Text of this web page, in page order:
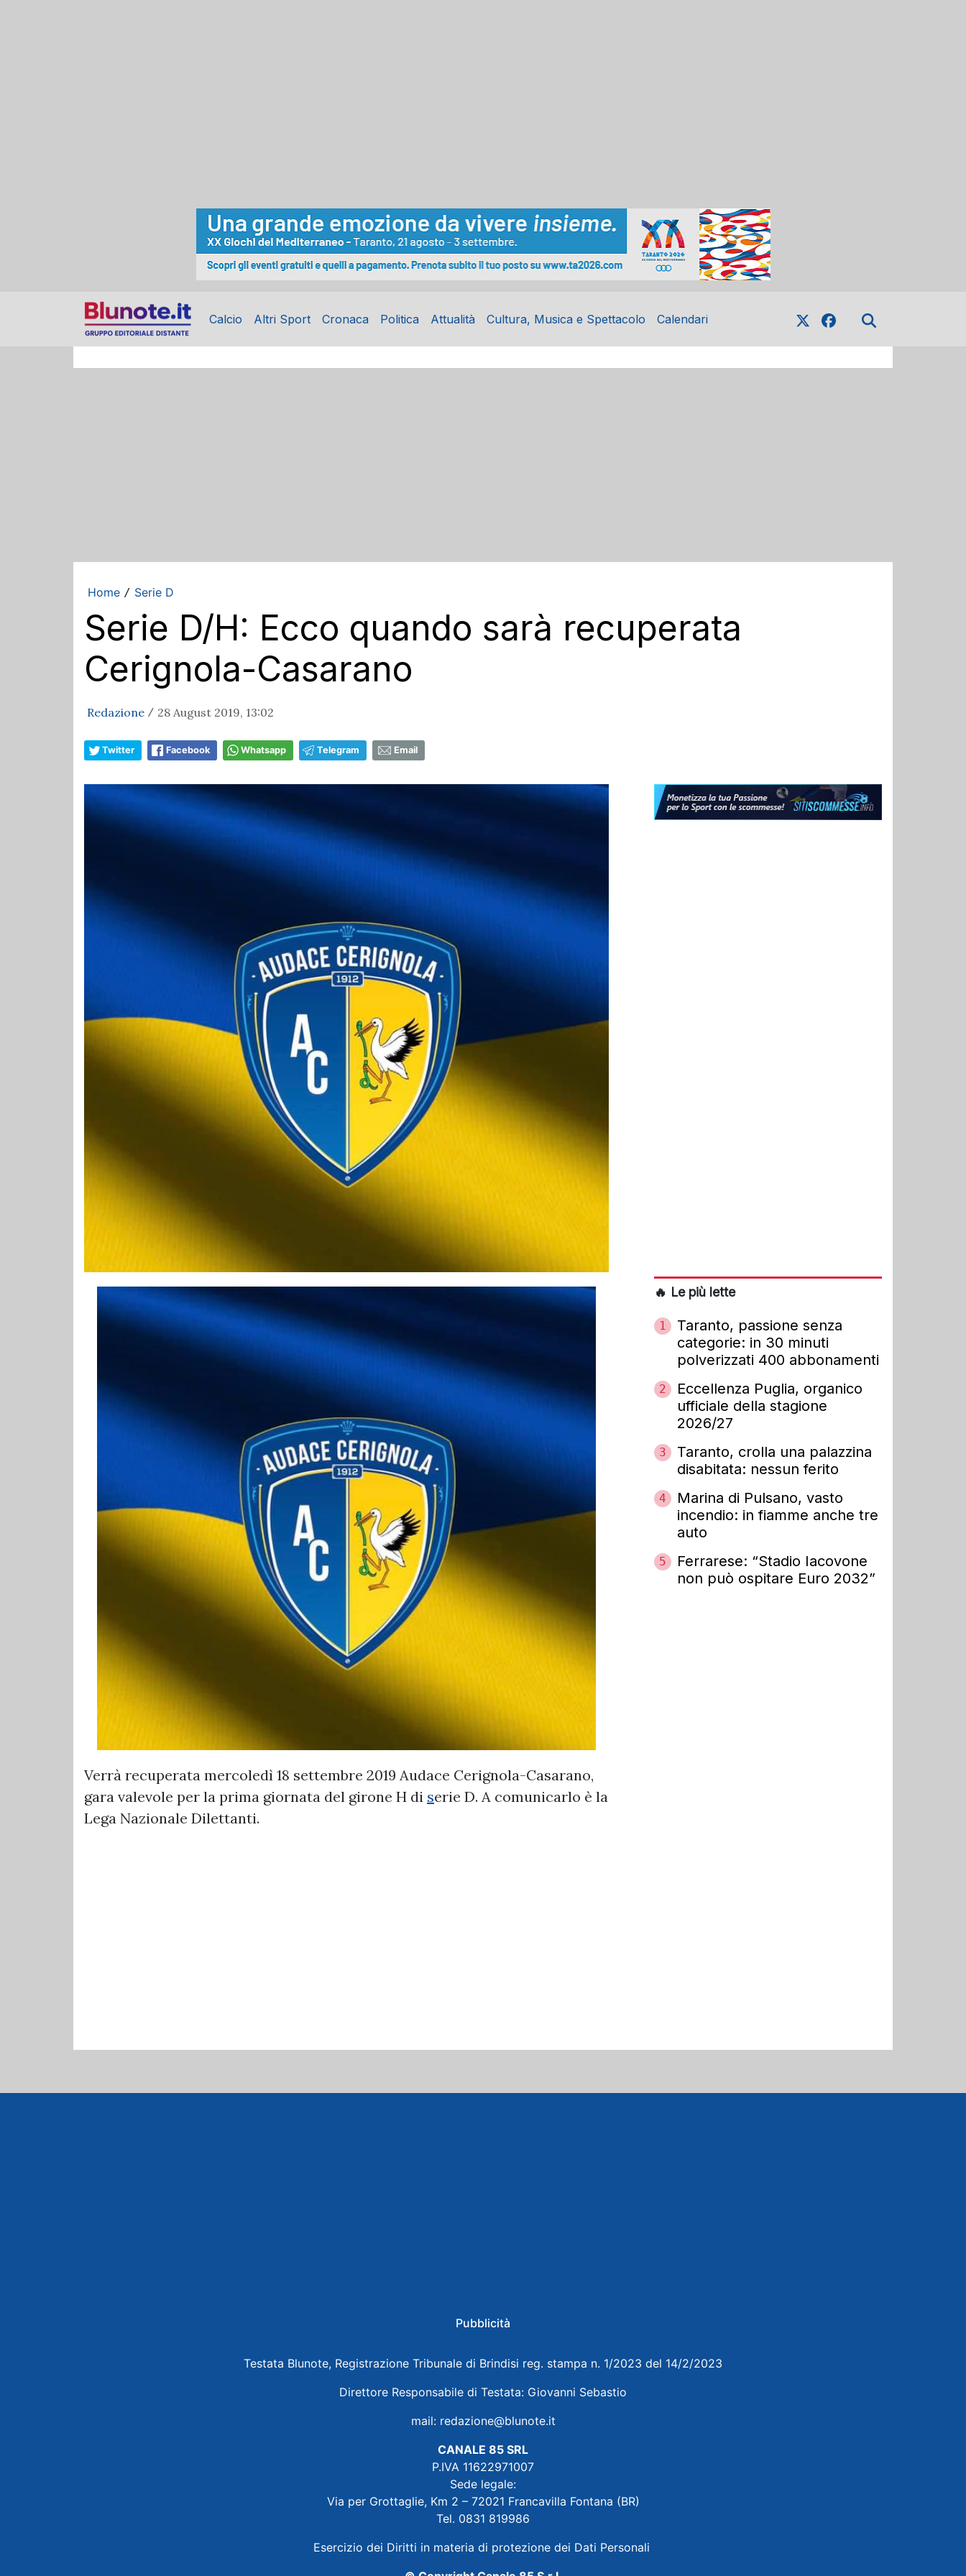
Calcio Altri Sport Cronaca Politica Attualità Cultura, Musica e Spettacolo Calendari
Home / Serie D
Serie D/H: Ecco quando sarà recuperata
Cerignola-Casarano
Redazione / 28 August 2019, 13:02
Twitter Facebook Whatsapp Telegram Email
Verrà recuperata mercoledì 18 settembre 2019 Audace Cerignola-Casarano,
gara valevole per la prima giornata del girone H di serie D. A comunicarlo è la
Lega Nazionale Dilettanti.
🔥 Le più lette
1
Taranto, passione senza
categorie: in 30 minuti
polverizzati 400 abbonamenti
2
Eccellenza Puglia, organico
ufficiale della stagione
2026/27
3
Taranto, crolla una palazzina
disabitata: nessun ferito
4
Marina di Pulsano, vasto
incendio: in fiamme anche tre
auto
5
Ferrarese: “Stadio Iacovone
non può ospitare Euro 2032”
Pubblicità
Testata Blunote, Registrazione Tribunale di Brindisi reg. stampa n. 1/2023 del 14/2/2023
Direttore Responsabile di Testata: Giovanni Sebastio
mail: redazione@blunote.it
CANALE 85 SRL
P.IVA 11622971007
Sede legale:
Via per Grottaglie, Km 2 – 72021 Francavilla Fontana (BR)
Tel. 0831 819986
Esercizio dei Diritti in materia di protezione dei Dati Personali